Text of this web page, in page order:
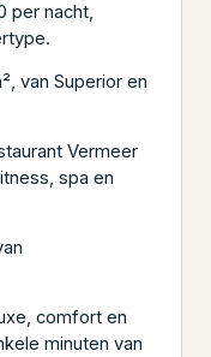
per nacht,
van Superior en
Vermeer
spa en
comfort en
minuten van